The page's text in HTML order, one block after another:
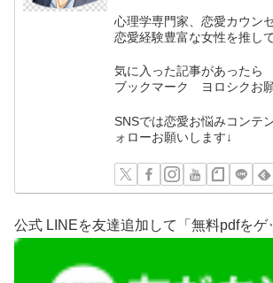
心理学専門家、恋愛カウン
恋愛経験豊富な女性を推し
気に入った記事があったら
ブックマーク ヨロシクお願
SNSでは恋愛お悩みコンテ
ォローお願いします↓
公式 LINEを友達追加して「無料pdfをゲ